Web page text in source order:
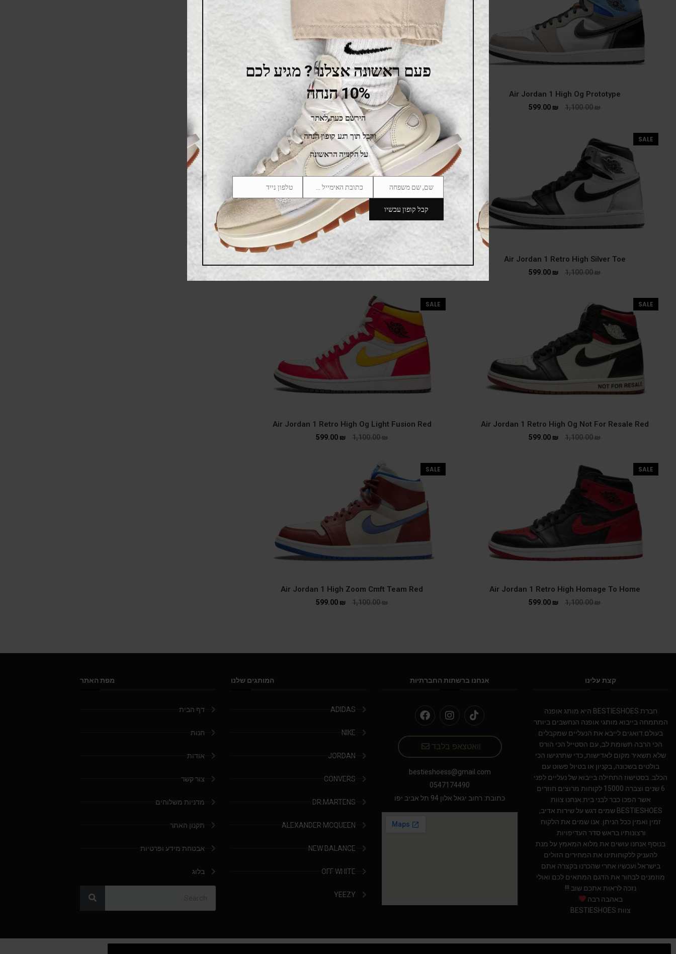
Air Jordan 1 High Og Prototype
1,100.00₪
599.00 ₪
Air Jordan 1 Retro High Zoom Black Green
1,100.00₪
599.00₪
SALE
Air Jordan 1 Retro High Silver Toe
1,100.00₪
599.00 ₪
SALE
Air Jordan 1 Retro High Shattered Backboard 3.0
SALE
Air Jordan 1 Retro High Og Not For Resale Red
1,100.00₪
599.00 ₪
SALE
Air Jordan 1 Retro High Og Light Fusion Red
1,100.00₪
599.00 ₪
SALE
Air Jordan 1 Retro High Homage To Home
1,100.00₪
599.00 ₪
SALE
Air Jordan 1 High Zoom Cmft Team Red
1,100.00₪
599.00 ₪
קצת עלינו
חברת BESTIESHOES היא מותג אופנה
המתמחה בייבוא מותגי אופנה הנחשבים ביותר
בעולם.דואגים לייבא את הנעליים שמקבלים
הכי הרבה תשומת לב, עם הסטייל הכי הורס
שלא תשאיר מקום לאדישות, כדי שתרגישו הכי
בולטים בשכונה, בקניון או בטיול פשוט עם
הכלב. בסטישוז התחילה בייבוא של נעליים לפני
6 שנים וצברה 15000 לקוחות מרוצים חוזרים
אשר הפכו כבר לבני בית.אנחנו צוות
BESTIESHOES שמים דגש על שירות אדיב,
זמין ואמין ככל הניתן. אנו שמים את הלקוח
ורצונותיו בראש סדר העדיפויות.
בנוסף אנחנו עושים את מלוא המאמץ על מנת
להעניק ללקוחותינו את המחירים הזולים
בישראל.ועכשיו אחרי שהכרנו בקצרה אתם
מוזמנים לבחור את הדגם המתאים לכם ואולי
נזכה לראות אתכם שוב !!!
באהבה רבה
צוות BESTIESHOES
אנחנו ברשתות החברתיות
וואטצאפ בלבד
bestieshoess@gmail.com
0547174490
כתובת: רחוב יגאל אלון 94 תל אביב יפו
המותגים שלנו
ADIDAS
NIKE
JORDAN
CONVERS
DR.MARTENS
ALEXANDER MCQUEEN
NEW BALANCE
OFF WHITE
YEEZY
מפת האתר
דף הבית
חנות
אודות
צור קשר
מדניות משלוחים
תקנון האתר
אבטחת מידע ופרטיות
בלוג
פעם ראשונה אצלנו ? מגיע לכם
10% הנחה
הירשם כעת לאתר
וקבל תוך רגע קופון הנחה
על הקנייה הראשונה
Name
שם, שם משפחה Email
Phone
Number
טלפון נייד
קבל קופון עכשיו